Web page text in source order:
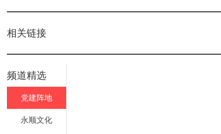
相关链接
频道精选
党建阵地
永顺文化